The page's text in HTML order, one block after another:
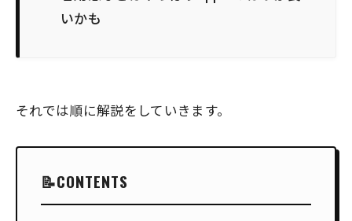
いかも
それでは順に解説をしていきます。
CONTENTS